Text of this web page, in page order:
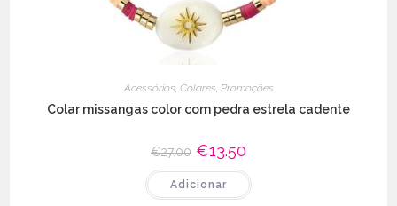
Acessórios, Colares, Promoções
Colar missangas color com pedra estrela cadente
€27.00 O
preço
original
era:
€27.00.
€13.50
atual
€13.50.
Adicionar